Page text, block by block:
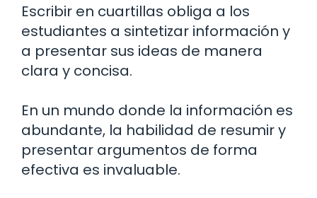
Escribir en cuartillas obliga a los
estudiantes a sintetizar información y
a presentar sus ideas de manera
clara y concisa.
En un mundo donde la información es
abundante, la habilidad de resumir y
presentar argumentos de forma
efectiva es invaluable.